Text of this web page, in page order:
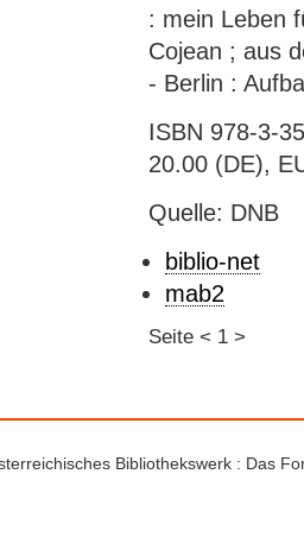
: mein Leben
Cojean ; aus
- Berlin :
ISBN 978-3-
20.00 (DE),
Quelle: DNB
biblio-net
mab2
Seite < 1 >
Bibliothekswerk : Das